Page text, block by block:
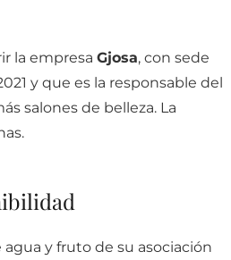
la empresa Gjosa, con sede
y que es la responsable del
salones de belleza. La
y fruto de su asociación